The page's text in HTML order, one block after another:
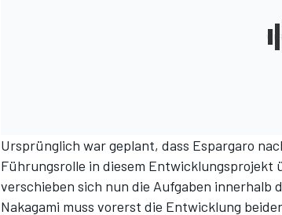
Ursprünglich war geplant, dass Espargaro
Führungsrolle in diesem Entwicklungsprojekt
verschieben sich nun die Aufgaben innerhalb
Nakagami muss vorerst die Entwicklung